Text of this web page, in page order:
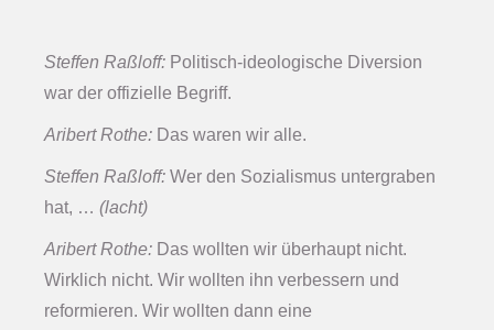
Steffen Raßloff: Politisch-ideologische Diversion
war der offizielle Begriff.
Aribert Rothe: Das waren wir alle.
Steffen Raßloff: Wer den Sozialismus untergraben
hat, … (lacht)
Aribert Rothe: Das wollten wir überhaupt nicht.
Wirklich nicht. Wir wollten ihn verbessern und
reformieren. Wir wollten dann eine